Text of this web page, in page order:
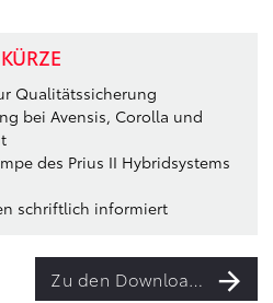
Qualitätssicherung
bei Avensis, Corolla und
des Prius II Hybridsystems
schriftlich informiert
Zu den Downloads